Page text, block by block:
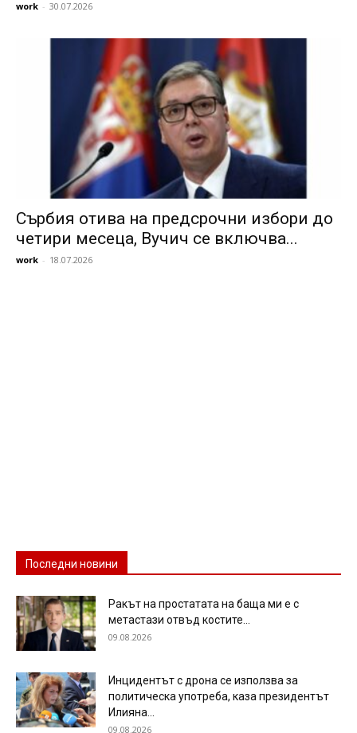
work - 30.07.2026
Сърбия отива на предсрочни избори до
четири месеца, Вучич се включва...
work - 18.07.2026
Последни новини
Ракът на простатата на баща ми е с
метастази отвъд костите...
09.08.2026
Инцидентът с дрона се използва за
политическа употреба, каза президентът
Илияна...
09.08.2026